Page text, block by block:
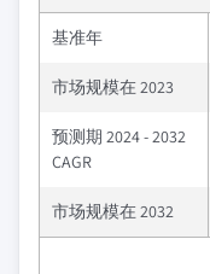
基准年
市场规模在 2023
预测期 2024 - 2032
CAGR
市场规模在 2032